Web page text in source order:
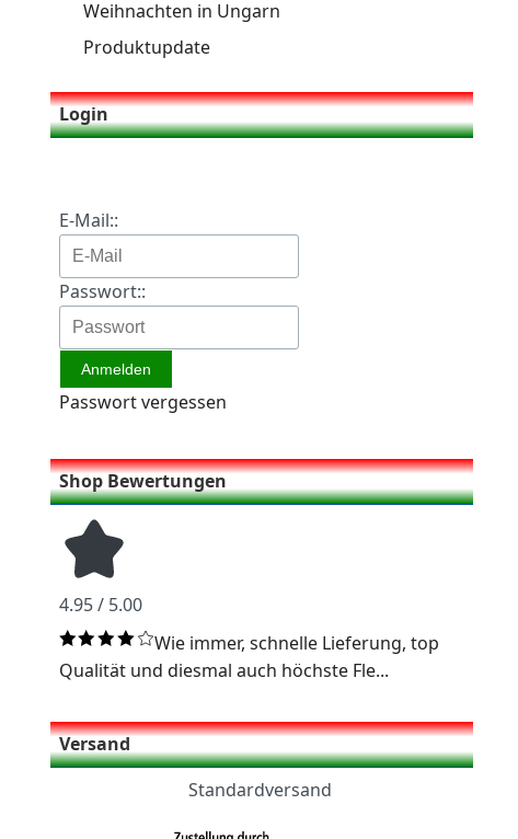
Weihnachten in Ungarn
Produktupdate
Login
E-Mail::
Passwort::
Passwort vergessen
Shop Bewertungen
4.95 / 5.00
Wie immer, schnelle Lieferung, top
Qualität und diesmal auch höchste Fle...
Versand
Standardversand